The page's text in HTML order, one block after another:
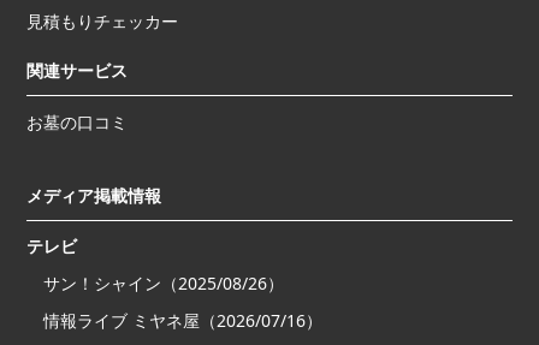
見積もりチェッカー
関連サービス
お墓の口コミ
メディア掲載情報
テレビ
サン！シャイン（2025/08/26）
情報ライブ ミヤネ屋（2026/07/16）